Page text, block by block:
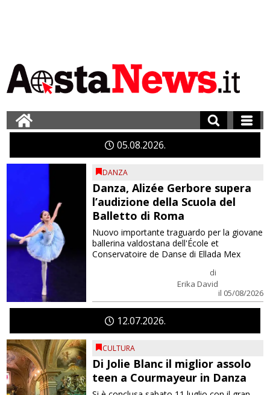
0508 2026
DANZA
Danza, Alizée Gerbore supera
l’audizione della Scuola del
Balletto di Roma
di
Erika David
il 05/08/2026
Nuovo importante traguardo per la giovane
ballerina valdostana dell'École et
Conservatoire de Danse di Ellada Mex
1207 2026
CULTURA
Di Jolie Blanc il miglior assolo
teen a Courmayeur in Danza